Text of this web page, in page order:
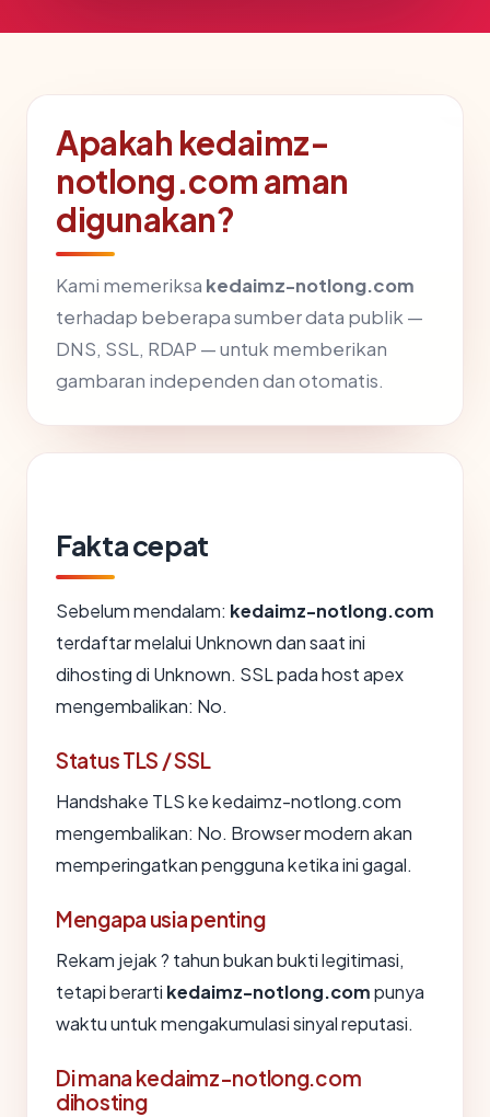
Apakah kedaimz-
notlong.com aman
digunakan?
Kami memeriksa kedaimz-notlong.com
terhadap beberapa sumber data publik —
DNS, SSL, RDAP — untuk memberikan
gambaran independen dan otomatis.
Fakta cepat
Sebelum mendalam: kedaimz-notlong.com
terdaftar melalui Unknown dan saat ini
dihosting di Unknown. SSL pada host apex
mengembalikan: No.
Status TLS / SSL
Handshake TLS ke kedaimz-notlong.com
mengembalikan: No. Browser modern akan
memperingatkan pengguna ketika ini gagal.
Mengapa usia penting
Rekam jejak ? tahun bukan bukti legitimasi,
tetapi berarti kedaimz-notlong.compunya
waktu untuk mengakumulasi sinyal reputasi.
Di mana kedaimz-notlong.com
dihosting